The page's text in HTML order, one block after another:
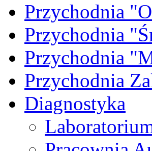
Przychodnia
Przychodnia
Przychodnia
Przychodnia
Diagnostyka